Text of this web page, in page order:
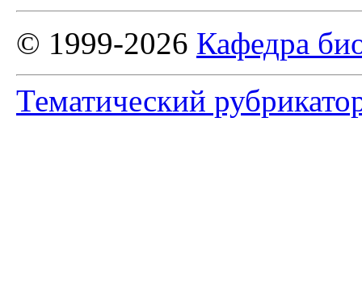
© 1999-2026 Кафедра
Тематический